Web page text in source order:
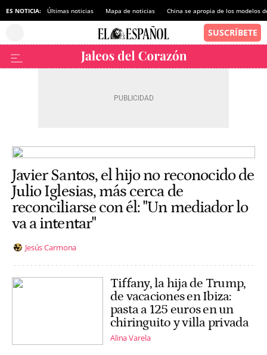
ES NOTICIA: Últimas noticias Mapa de noticias China se apropia de los modelos
Javier Santos, el hijo no reconocido de
Julio Iglesias, más cerca de
reconciliarse con él: "Un mediador lo
va a intentar"
Jesús Carmona
Tiffany, la hija de Trump,
de vacaciones en Ibiza:
pasta a 125 euros en un
chiringuito y villa privada
Alina Varela